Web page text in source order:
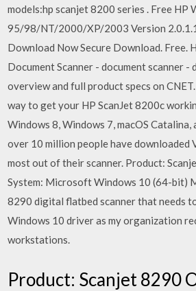
models:hp scanjet 8200 series . Free HP
95/98/NT/2000/XP/2003 Version 2.0.1.1
Download Now Secure Download. Free.
Document Scanner - document scanner -
overview and full product specs on
way to get your HP ScanJet 8200c
Windows 8, Windows 7, macOS Catalina,
over 10 million people have downloaded
most out of their scanner. Product:
System: Microsoft Windows 10 (64-bit)
8290 digital flatbed scanner that needs
Windows 10 driver as my organization
workstations.
Product: Scanjet 8290